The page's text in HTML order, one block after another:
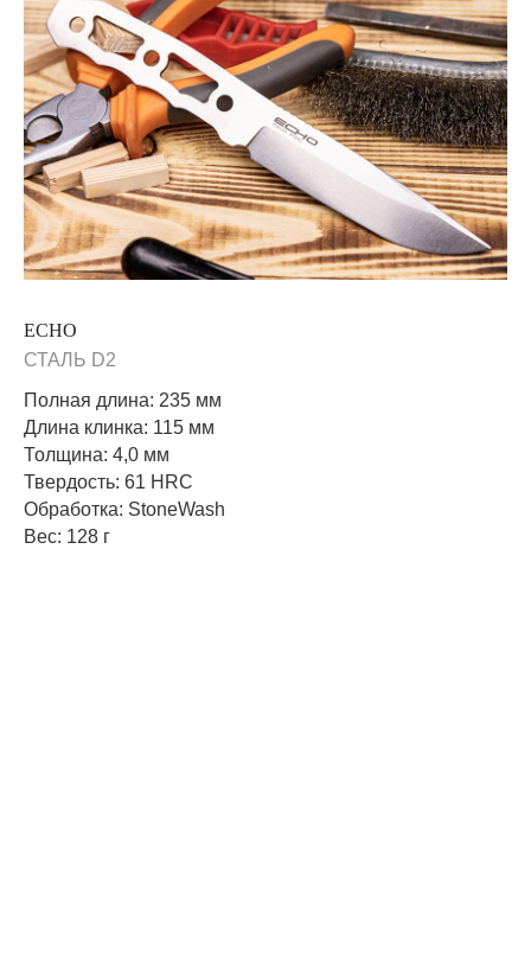
ECHO
СТАЛЬ D2
Полная длина: 235 мм
Длина клинка: 115 мм
Толщина: 4,0 мм
Твердость: 61 HRC
Обработка: StoneWash
Вес: 128 г